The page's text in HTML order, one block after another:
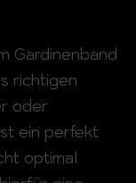
Gardinenband
richtigen
oder
ein perfekt
optimal